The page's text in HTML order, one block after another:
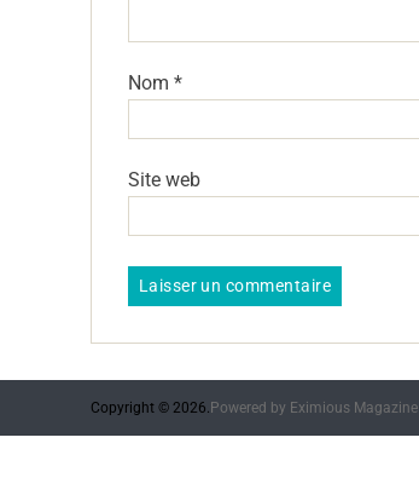
Nom *
Site web
Copyright © 2026. Powered by Eximious Magazine